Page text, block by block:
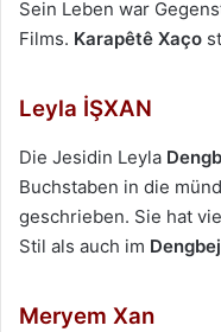
Sein Leben war
Films. Karapêtê Xaço
Leyla İŞXAN
Die Jesidin Leyla
Buchstaben in die
geschrieben. Sie hat
Stil als auch im
Meryem Xan